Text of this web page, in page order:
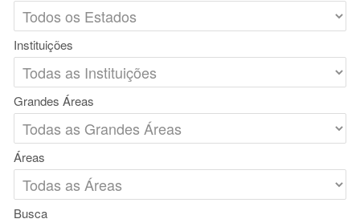
Instituições
Grandes Áreas
Áreas
Busca